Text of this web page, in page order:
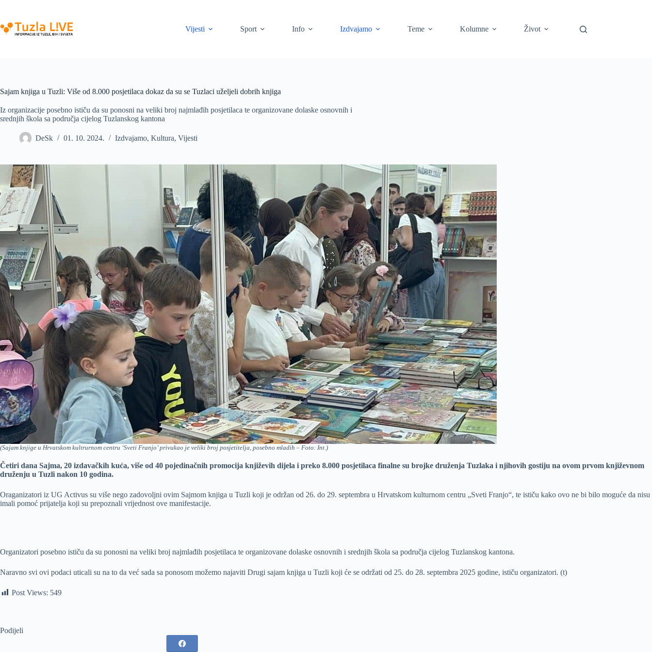
content
Vijesti
Sport Info Izdvajamo Teme Kolumne Život
Sajam knjiga u Tuzli: Više od 8.000 posjetilaca dokaz da su se Tuzlaci uželjeli dobrih knjiga
Iz organizacije posebno ističu da su ponosni na veliki broj najmlađih posjetilaca te organizovane dolaske osnovnih i
srednjih škola sa područja cijelog Tuzlanskog kantona
DeSk 01. 10. 2024. Izdvajamo, Kultura, Vijesti
(Sajam knjige u Hrvatskom kultrurnom centru ‘Sveti Franjo’ privukao je veliki broj posjetitelja, posebno mladih – Foto: Int.)
Četiri dana Sajma, 20 izdavačkih kuća, više od 40 pojedinačnih promocija književih dijela i preko 8.000 posjetilaca finalne su brojke druženja Tuzlaka i njihovih gostiju na ovom prvom književnom
druženju u Tuzli nakon 10 godina.
Oraganizatori iz UG Activus su više nego zadovoljni ovim Sajmom knjiga u Tuzli koji je održan od 26. do 29. septembra u Hrvatskom kulturnom centru „Sveti Franjo“, te ističu kako ovo ne bi bilo moguće da nisu
imali pomoć prijatelja koji su prepoznali vrijednost ove manifestacije.
Organizatori posebno ističu da su ponosni na veliki broj najmlađih posjetilaca te organizovane dolaske osnovnih i srednjih škola sa područja cijelog Tuzlanskog kantona.
Naravno svi ovi podaci uticali su na to da već sada sa ponosom možemo najaviti Drugi sajam knjiga u Tuzli koji će se održati od 25. do 28. septembra 2025 godine, ističu organizatori. (t)
Post Views: 549
Podijeli